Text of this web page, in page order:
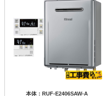
本体：RUF-E2406SAW-A